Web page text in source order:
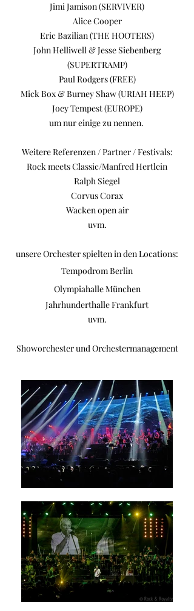
Jimi Jamison (SERVIVER)
Alice Cooper
Eric Bazilian (THE HOOTERS)
John Helliwell & Jesse Siebenberg
(SUPERTRAMP)
Paul Rodgers (FREE)
Mick Box & Burney Shaw (URIAH HEEP)
Joey Tempest (EUROPE)
um nur einige zu nennen.
Weitere Referenzen / Partner / Festivals:
Rock meets Classic/Manfred Hertlein
Ralph Siegel
Corvus Corax
Wacken open air
uvm.
unsere Orchester spielten in den Locations:
Tempodrom Berlin
Olympiahalle München
Jahrhunderthalle Frankfurt
uvm.
Showorchester und Orchestermanagement